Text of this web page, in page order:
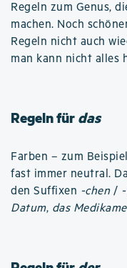
Regeln zum Genus,
machen. Noch
Regeln nicht auch
man kann nicht alles
Regeln fürdas
Farben – zum Beispiel
fast immer neutral.
den Suffixen -chen /
Datum, das